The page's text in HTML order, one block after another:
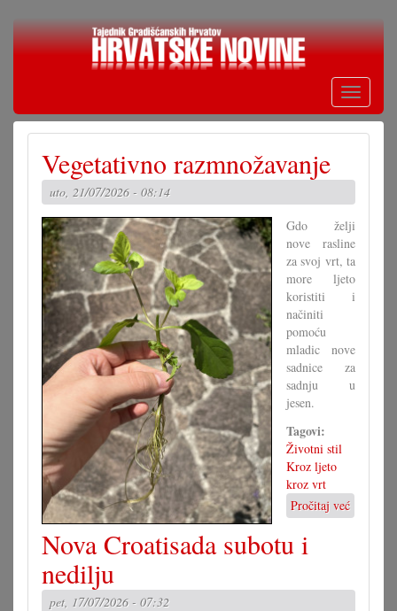
Skoči
Toggle
Vegetativno razmnožavanje
uto, 21/07/2026 - 08:14
Gdo želji
nove rasline
za svoj vrt, ta
more ljeto
koristiti i
načiniti
pomoću
mladic nove
sadnice za
sadnju u
jesen.
Tagovi:
Životni stil
Kroz ljeto
kroz vrt
Pročitaj već
Nova Croatisada subotu i
nedilju
pet, 17/07/2026 - 07:32